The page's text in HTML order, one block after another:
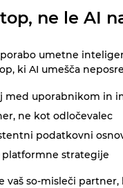
ne le AI
umetne
ki AI umešča
med uporabnikom in
ne kot odločevalec
podatkovni
strategije
vaš so‑misleči